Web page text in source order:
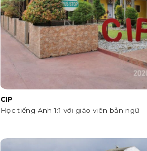
CIP
Học tiếng Anh 1:1 với giáo viên bản ngữ